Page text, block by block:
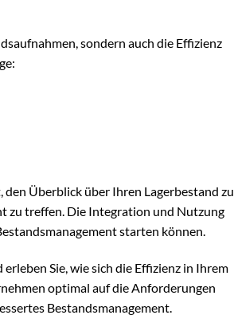
sondern auch die Effizienz
Überblick über Ihren Lagerbestand zu
zu treffen. Die Integration und Nutzung
starten können.
Sie, wie sich die Effizienz in Ihrem
optimal auf die Anforderungen
Bestandsmanagement.